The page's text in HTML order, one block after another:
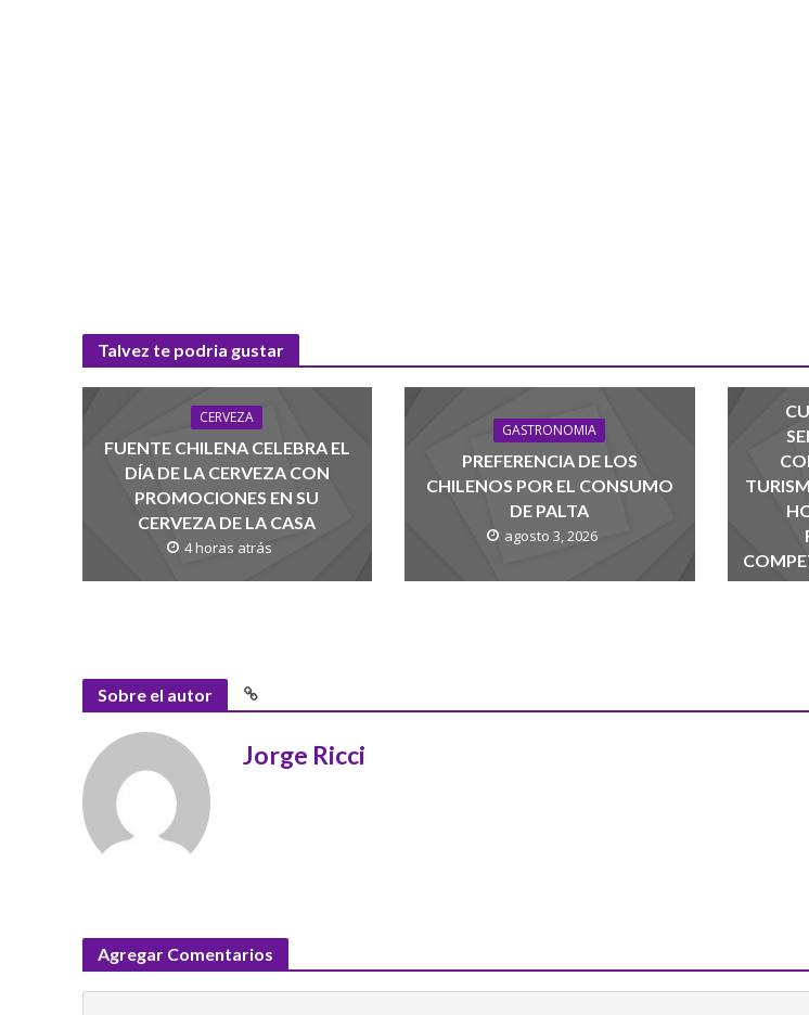
Talvez te podria gustar
CERVEZA
FUENTE CHILENA CELEBRA EL
DÍA DE LA CERVEZA CON
PROMOCIONES EN SU
CERVEZA DE LA CASA
4 horas atrás
GASTRONOMIA
PREFERENCIA DE LOS
CHILENOS POR EL CONSUMO
DE PALTA
agosto 3, 2026
Sobre el autor
Jorge Ricci
Agregar Comentarios